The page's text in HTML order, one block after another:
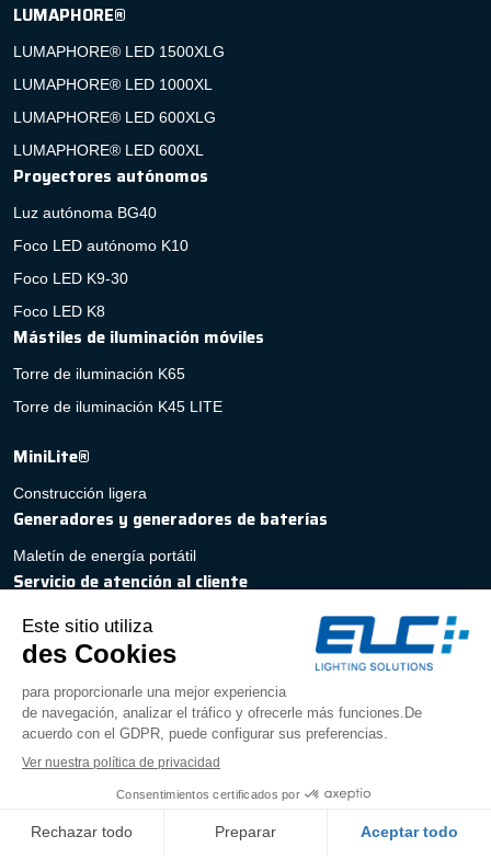
LUMAPHORE®
LUMAPHORE® LED 1500XLG
LUMAPHORE® LED 1000XL
LUMAPHORE® LED 600XLG
LUMAPHORE® LED 600XL
Proyectores autónomos
Luz autónoma BG40
Foco LED autónomo K10
Foco LED K9-30
Foco LED K8
Mástiles de iluminación móviles
Torre de iluminación K65
Torre de iluminación K45 LITE
MiniLite®
Construcción ligera
Generadores y generadores de baterías
Maletín de energía portátil
Servicio de atención al cliente
Presupuesto rápido y personalizado
Contacto
Servicio posventa
PREGUNTAS FRECUENTES
Aviso legal Política de privacidad
Condiciones